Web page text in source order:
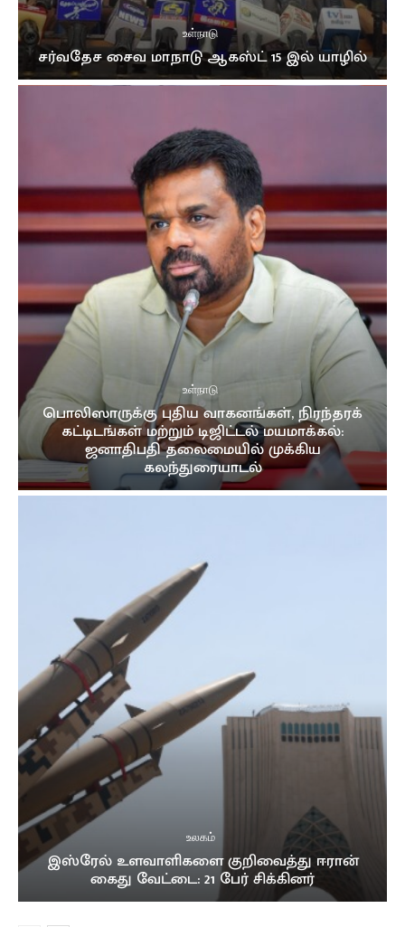
உள்நாடு
சர்வதேச சைவ மாநாடு ஆகஸ்ட் 15 இல் யாழில்
உள்நாடு
பொலிஸாருக்கு புதிய வாகனங்கள், நிரந்தரக்
கட்டிடங்கள் மற்றும் டிஜிட்டல் மயமாக்கல்:
ஜனாதிபதி தலைமையில் முக்கிய
கலந்துரையாடல்
உலகம்
இஸ்ரேல் உளவாளிகளை குறிவைத்து ஈரான்
கைது வேட்டை: 21 பேர் சிக்கினர்